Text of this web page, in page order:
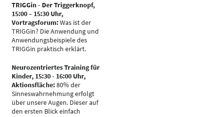
TRIGGin - Der Triggerknopf,
15:00 – 15:30 Uhr,
Vortragsforum:Was ist der
TRIGGin? Die Anwendung und
Anwendungsbeispiele des
TRIGGin praktisch erklärt.
Neurozentriertes Training für
Kinder, 15:30 - 16:00 Uhr,
Aktionsfläche:80% der
Sinneswahrnehmung erfolgt
über unsere Augen. Dieser auf
den ersten Blick einfach